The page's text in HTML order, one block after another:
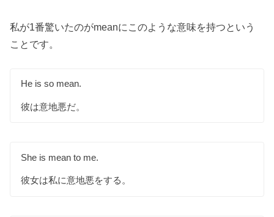
私が1番驚いたのがmeanにこのような意味を持つという
ことです。
He is so mean.
彼は意地悪だ。
She is mean to me.
彼女は私に意地悪をする。